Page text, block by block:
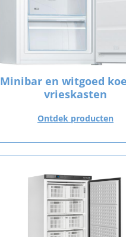
Minibar en witgoed
vrieskasten
Ontdek producten